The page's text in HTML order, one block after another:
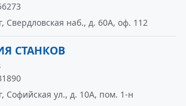
Свердловская наб., д. 60А, оф. 112
СТАНКОВ
Софийская ул., д. 10А, пом. 1-н